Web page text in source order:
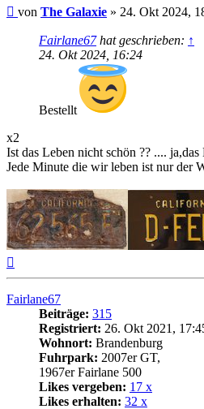
Beitrag
von The Galaxie » 24. Okt 2024,
Fairlane67hat geschrieben: ↑
24. Okt 2024, 16:24
Bestellt
x2
Ist das Leben nicht schön ?? ....
Jede Minute die wir leben ist nur der
Fairlane67
Beiträge: 315
Registriert: 26. Okt 2021,
Wohnort: Brandenburg
Fuhrpark: 2007er GT,
1967er Fairlane 500
Likes vergeben: 17 x
Likes erhalten: 32 x